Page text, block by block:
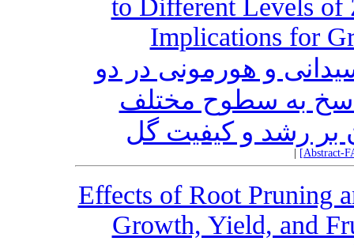
to Different Levels of
Implications for
و هورمونی در دو
به سطوح مختلف
بر رشد و کیفیت گل
[Abstract-
Effects of Root Pruning
Growth, Yield, and